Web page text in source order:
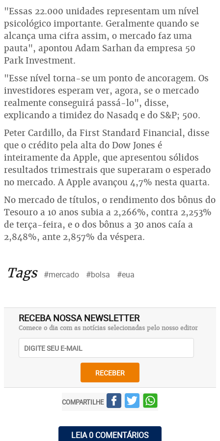
"Essas 22.000 unidades representam um nível
psicológico importante. Geralmente quando se
alcança uma cifra assim, o mercado faz uma
pauta", apontou Adam Sarhan da empresa 50
Park Investment.
"Esse nível torna-se um ponto de ancoragem. Os
investidores esperam ver, agora, se o mercado
realmente conseguirá passá-lo", disse,
explicando a timidez do Nasadq e do S&P; 500.
Peter Cardillo, da First Standard Financial, disse
que o crédito pela alta do Dow Jones é
inteiramente da Apple, que apresentou sólidos
resultados trimestrais que superaram o esperado
no mercado. A Apple avançou 4,7% nesta quarta.
No mercado de títulos, o rendimento dos bônus do
Tesouro a 10 anos subia a 2,266%, contra 2,253%
de terça-feira, e o dos bônus a 30 anos caía a
2,848%, ante 2,857% da véspera.
Tags #mercado #bolsa #eua
RECEBA NOSSA NEWSLETTER
Comece o dia com as notícias selecionadas pelo nosso editor
RECEBER
COMPARTILHE
LEIA 0 COMENTÁRIOS